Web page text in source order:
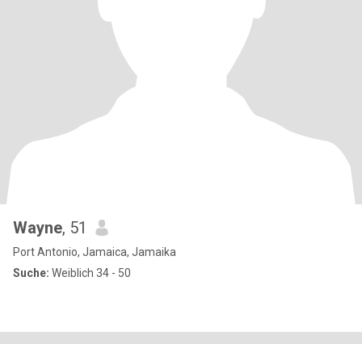
Wayne, 51
Port Antonio, Jamaica, Jamaika
Suche: Weiblich 34 - 50